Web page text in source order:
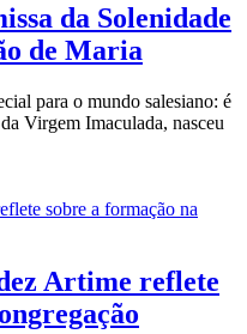
da Solenidade
de Maria
para o mundo salesiano: é
Virgem Imaculada, nasceu
Artime reflete